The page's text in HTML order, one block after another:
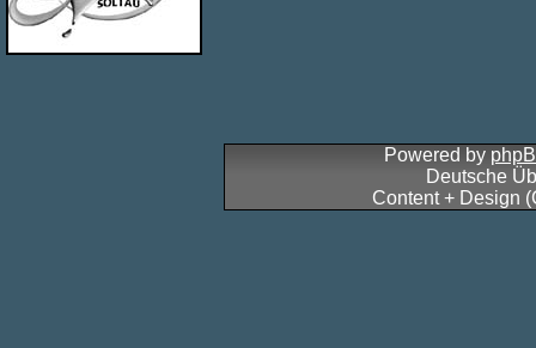
Powered by
Deutsche
Content + Design